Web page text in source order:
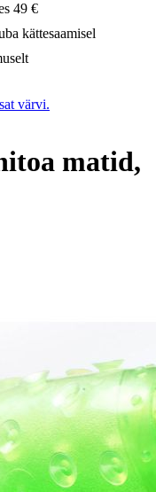
49 €
kättesaamisel
värvi.
matid,